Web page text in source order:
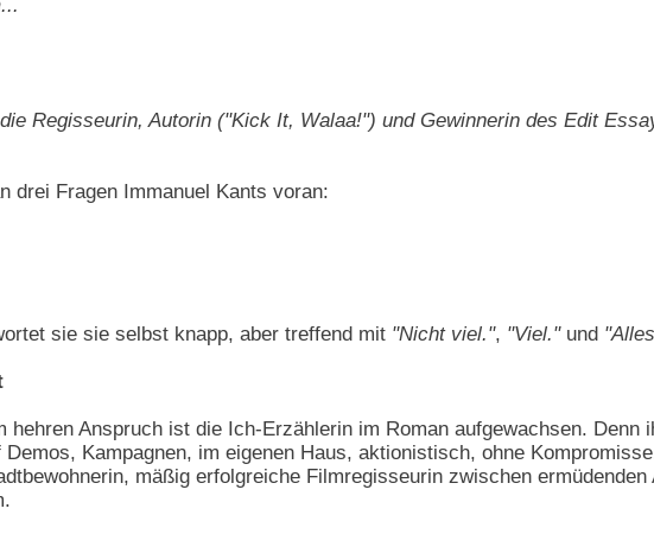
Regisseurin, Autorin ("Kick It, Walaa!") und Gewinnerin des Edit
drei Fragen Immanuel Kants voran:
sie sie selbst knapp, aber treffend mit "Nicht viel.", "Viel."und
hehren Anspruch ist die Ich-Erzählerin im Roman aufgewachsen.
Kampagnen, im eigenen Haus, aktionistisch, ohne
mäßig erfolgreiche Filmregisseurin zwischen